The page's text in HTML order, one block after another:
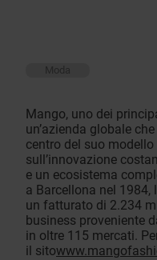
Moda
Mango, uno dei
un’azienda globale
centro del suo
sull’innovazione
e un ecosistema
a Barcellona nel 1984,
un fatturato di 2.234
business proveniente
in oltre 115 mercati.
il sito